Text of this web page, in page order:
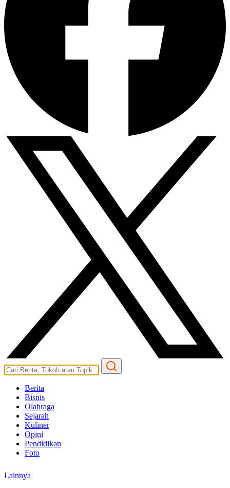
Berita
Bisnis
Olahraga
Sejarah
Kuliner
Opini
Pendidikan
Foto
Lainnya